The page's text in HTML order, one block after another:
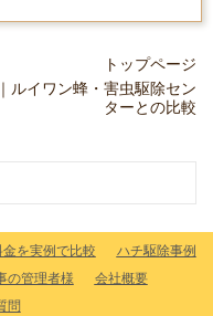
トップページ
ルイワン蜂・害虫駆除セン
ターとの比較
を実例で比較
ハチ駆除事例
の管理者様
会社概要
問